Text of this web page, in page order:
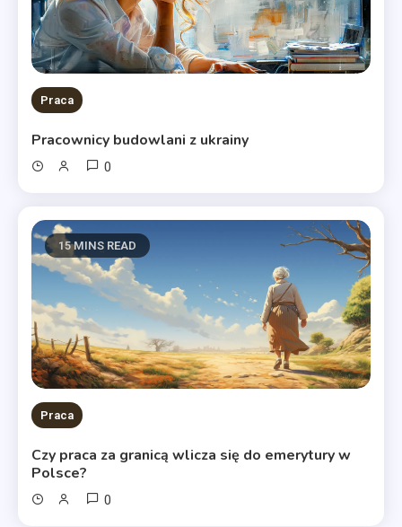
Praca
Pracownicy budowlani z ukrainy
0
15 MINS READ
Praca
Czy praca za granicą wlicza się do emerytury w
Polsce?
0